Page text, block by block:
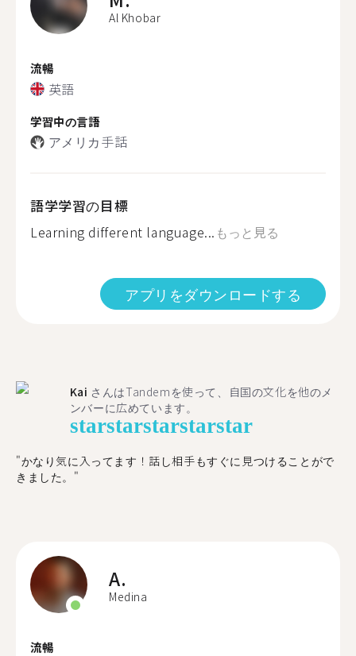
Al Khobar
流暢
英語
学習中の言語
アメリカ手話
語学学習の目標
Learning different language... もっと見る
アプリをダウンロードする
Kai さんはTandemを使って、自国の文化を他のメ
ンバーに広めています。
starstarstarstarstar
"かなり気に入ってます！話し相手もすぐに見つけることがで
きました。"
A.
Medina
流暢